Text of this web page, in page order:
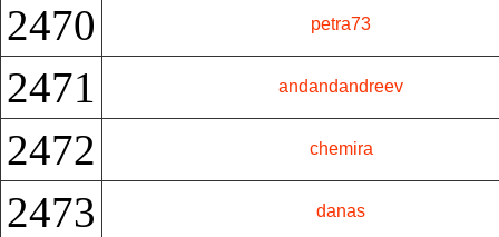
2470 petra73
2471 andandandreev
2472 chemira
2473 danas